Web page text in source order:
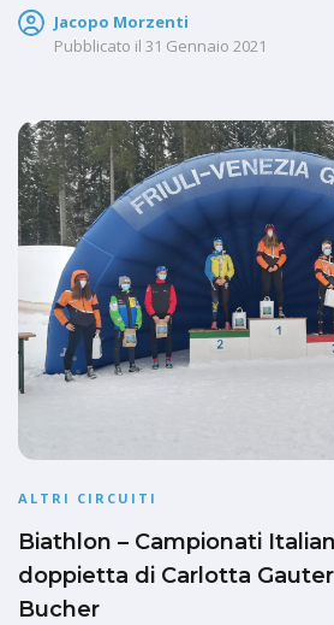
Jacopo Morzenti
Pubblicato il 31 Gennaio 2021
ALTRI CIRCUITI
Biathlon – Campionati
doppietta di Carlotta
Bucher